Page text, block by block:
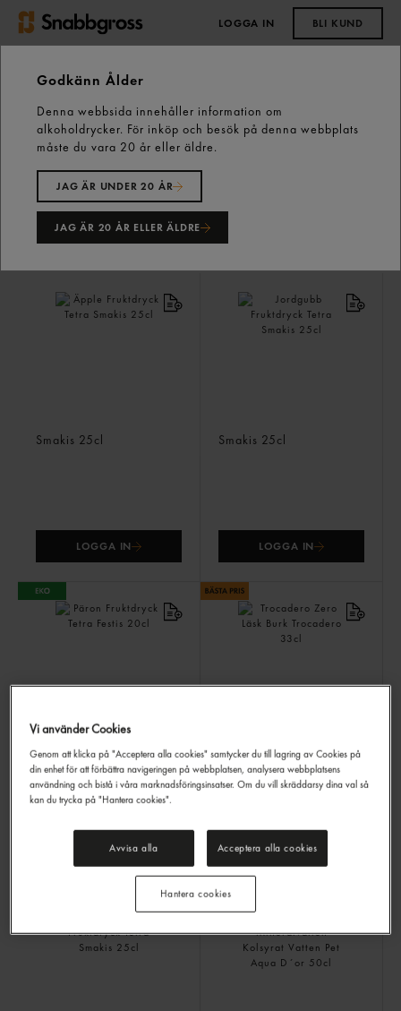
LOGGA IN BLI KUND
Kall dryck 502 varor
FILTRERA/SORTERA
Smakis 25cl
LOGGA IN
Smakis 25cl
LOGGA IN
Päron Fruktdryck Tetra
Festis20cl
LOGGA IN
Trocadero33cl
89,00 kr/låda
LOGGA IN
Vi använder Cookies
Genom att klicka på "Acceptera alla cookies" samtycker du till lagring av Cookies på
din enhet för att förbättra navigeringen på webbplatsen, analysera webbplatsens
användning och bistå i våra marknadsföringsinsatser. Om du vill skräddarsy dina val så
kan du trycka på "Hantera cookies".
Avvisa alla Acceptera alla cookies
Hantera cookies
Godkänn Ålder
Denna webbsida innehåller information om
alkoholdrycker. För inköp och besök på denna webbplats
måste du vara 20 år eller äldre.
JAG ÄR UNDER 20 ÅR
JAG ÄR 20 ÅR ELLER ÄLDRE